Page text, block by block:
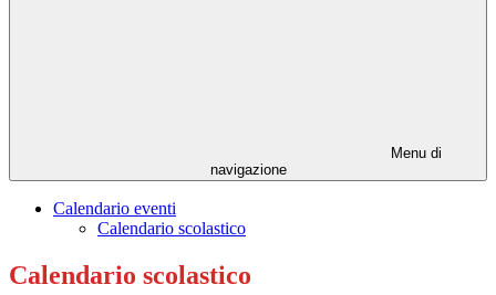
Menu di
navigazione
Calendario eventi
Calendario scolastico
Calendario scolastico